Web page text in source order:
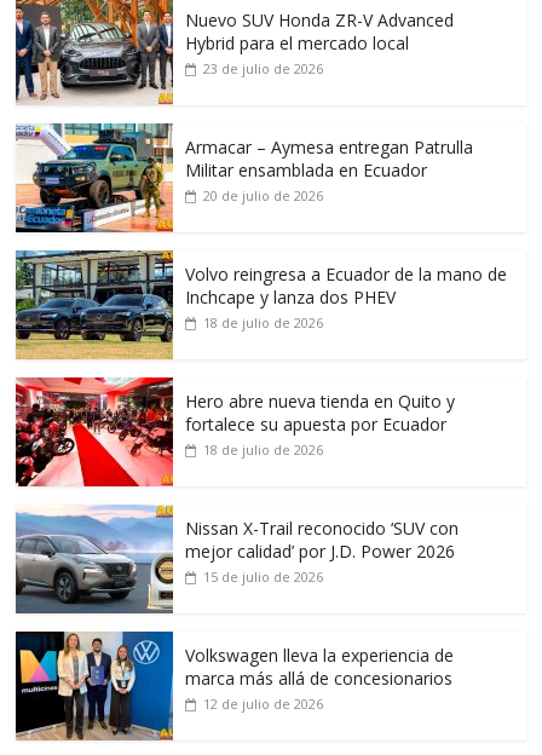
Nuevo SUV Honda ZR-V Advanced
Hybrid para el mercado local
23 de julio de 2026
Armacar – Aymesa entregan Patrulla
Militar ensamblada en Ecuador
20 de julio de 2026
Volvo reingresa a Ecuador de la mano de
Inchcape y lanza dos PHEV
18 de julio de 2026
Hero abre nueva tienda en Quito y
fortalece su apuesta por Ecuador
18 de julio de 2026
Nissan X-Trail reconocido ‘SUV con
mejor calidad’ por J.D. Power 2026
15 de julio de 2026
Volkswagen lleva la experiencia de
marca más allá de concesionarios
12 de julio de 2026